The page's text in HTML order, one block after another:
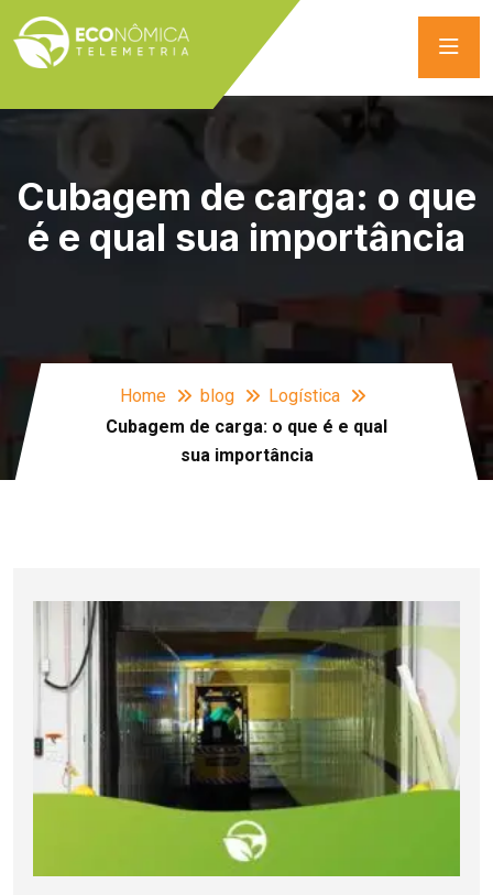
Cubagem de carga: o que
é e qual sua importância
Home blog
Logística
Cubagem de carga: o que é e qual
sua importância